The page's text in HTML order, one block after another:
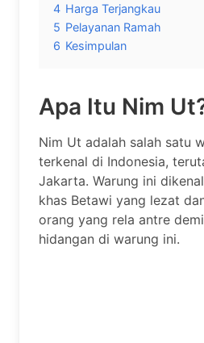
4 Harga Terjangkau
5 Pelayanan Ramah
6 Kesimpulan
Apa Itu Nim
Nim Ut adalah salah satu
terkenal di Indonesia,
Jakarta. Warung ini
khas Betawi yang lezat
orang yang rela antre
hidangan di warung ini.